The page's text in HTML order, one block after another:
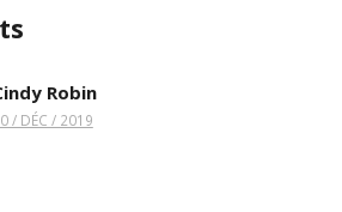
Robin
/ DÉC / 2019